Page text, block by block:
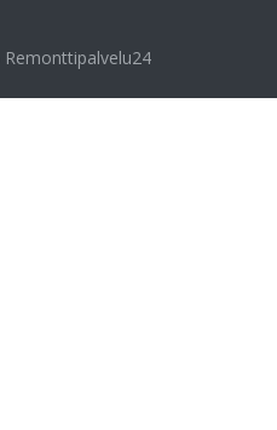
Remonttipalvelu24